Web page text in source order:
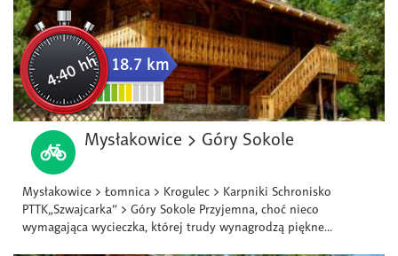
4:40 hh 18.7 km
Mysłakowice > Góry Sokole
Mysłakowice > Łomnica > Krogulec > Karpniki Schronisko
PTTK„Szwajcarka” > Góry Sokole Przyjemna, choć nieco
wymagająca wycieczka, której trudy wynagrodzą piękne...